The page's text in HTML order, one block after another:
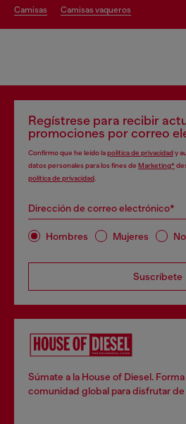
camisas camisas vaqueros
Regístrese para recibir
promociones por correo
Confirmo que he leído lapolítica de privacidady
datos personales para los fines de Marketing*
política de privacidad
Dirección de correo electrónico*
Hombres Mujeres
Suscríbete
Súmate a la House of Diesel.
comunidad global para disfrutar